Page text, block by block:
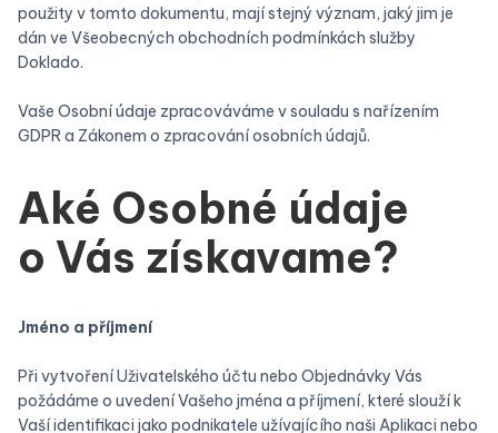
použity v tomto dokumentu, mají stejný význam, jaký jim je
dán ve Všeobecných obchodních podmínkách služby
Doklado.
Vaše Osobní údaje zpracováváme v souladu s nařízením
GDPR a Zákonem o zpracování osobních údajů.
Aké Osobné údaje
o Vás získavame?
Jméno a příjmení
Při vytvoření Uživatelského účtu nebo Objednávky Vás
požádáme o uvedení Vašeho jména a příjmení, které slouží k
Vaší identifikaci jako podnikatele užívajícího naši Aplikaci nebo